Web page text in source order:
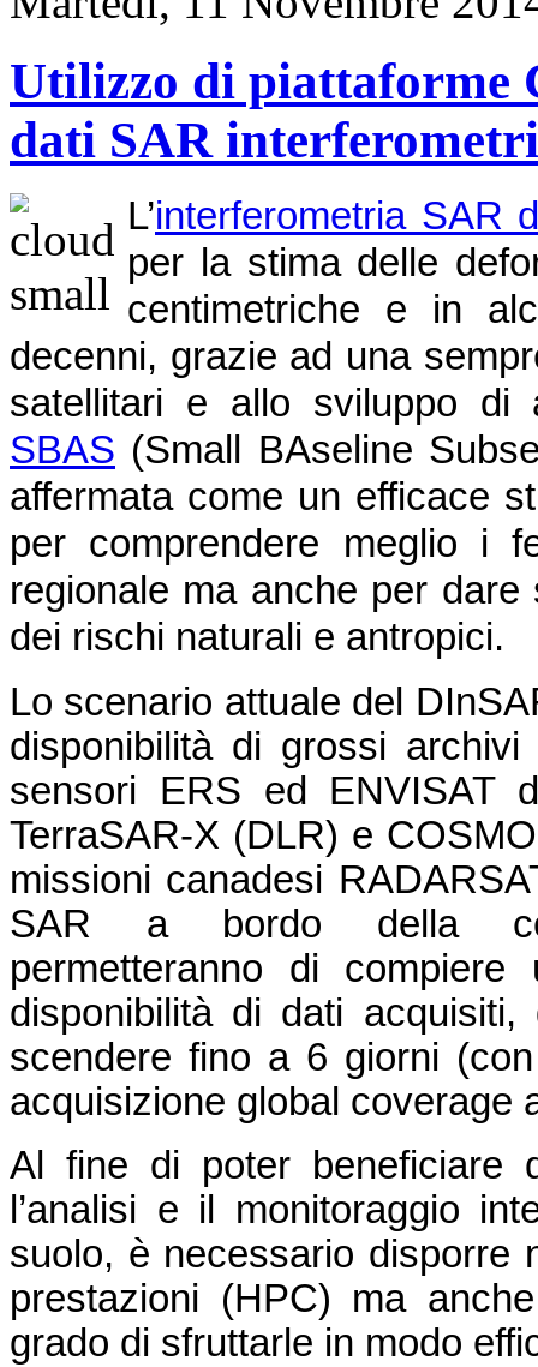
Utilizzo di piattaforme
dati SAR
L’interferometria SAR
per la stima delle
centimetriche e in
decenni, grazie ad una
satellitari e allo sviluppo
SBAS (Small BAseline
affermata come un efficace
per comprendere meglio i
regionale ma anche per
dei rischi naturali e antropici.
Lo scenario attuale del
disponibilità di grossi
sensori ERS ed ENVISAT
TerraSAR-X (DLR) e
missioni canadesi
SAR a bordo della
permetteranno di
disponibilità di dati
scendere fino a 6 giorni
acquisizione global coverage
Al fine di poter beneficiare
l’analisi e il monitoraggio
suolo, è necessario disporre
prestazioni (HPC) ma
grado di sfruttarle in modo